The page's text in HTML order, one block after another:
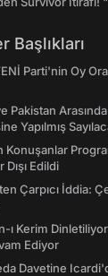
Başlıkları
Parti'nin Oy
Pakistan
Yapılmış
Konuşanlar
Dışı Edildi
Çarpıcı İddia:
Kerim Dinletiliyor:
Ediyor
Davetine